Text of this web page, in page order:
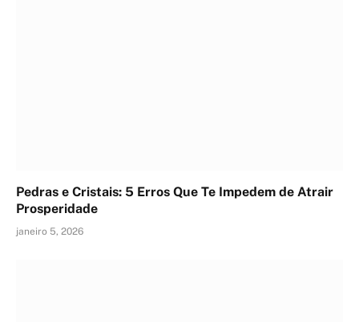
Pedras e Cristais: 5 Erros Que Te Impedem de Atrair
Prosperidade
janeiro 5, 2026